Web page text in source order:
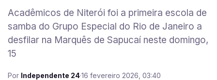
Acadêmicos de Niterói foi a primeira escola de
samba do Grupo Especial do Rio de Janeiro a
desfilar na Marquês de Sapucaí neste domingo,
15
Por Independente 24·16 fevereiro 2026, 03:40